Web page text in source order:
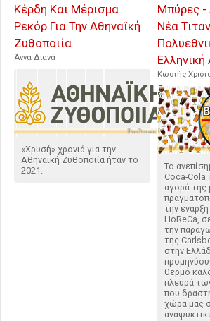
Κέρδη Και Μέρισμα
Ρεκόρ Για Την Αθηναϊκή
Ζυθοποιία
Άννα Διανά
«Χρυσή» χρονιά για την
Αθηναϊκή Ζυθοποιία ήταν το
2021.
Μπύρες -
Νέα
Κωστής
Το
Coca-Cola
αγορά της
την
HoReCa,
την
της
στην
θερμό
πλευρά
που
χώρα μας